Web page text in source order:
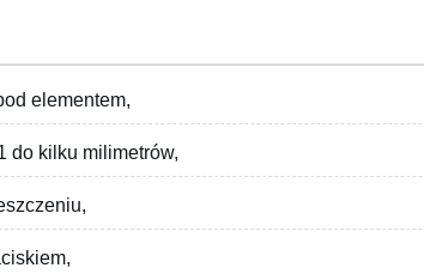
elementem,
do kilku milimetrów,